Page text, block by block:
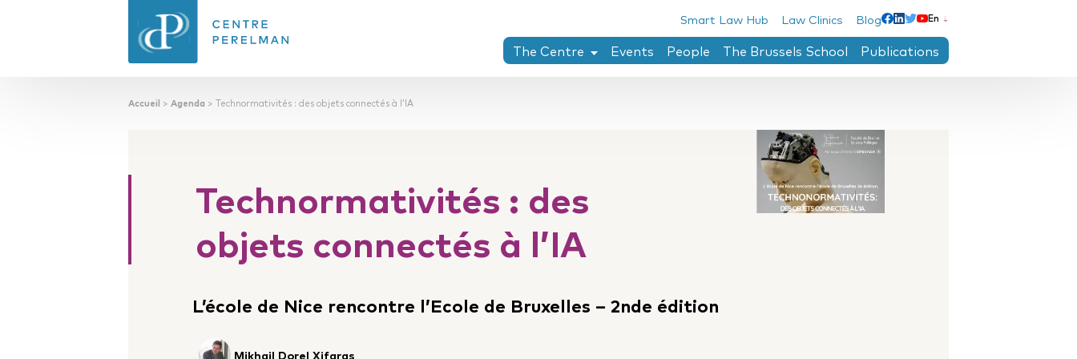
Smart Law Hub Law Clinics BlogFacebook
Linkedin
Twitter
Youtube
En
The Centre
Twining-Llewellyn archives
Research stay
Events People The Brussels School Publications
Accueil > Agenda > Technormativités : des objets connectés à l’IA
Technormativités : des
objets connectés à l’IA
L’école de Nice rencontre l’Ecole de Bruxelles – 2nde édition
Mikhail Dorel Xifaras